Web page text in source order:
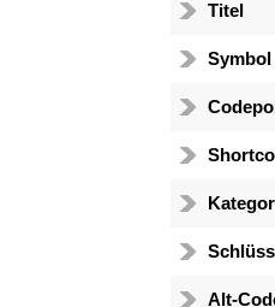
Titel
Symbol
Alt-